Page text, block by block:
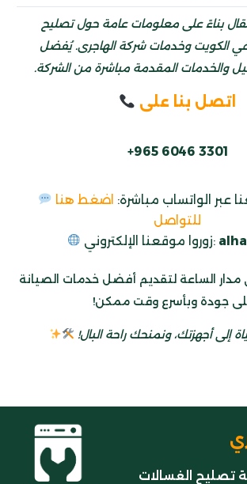
بناءً على معلومات عامة حول تصليح
في الكويت وخدمات شركة الهاجرى. يُفضل
والخدمات المقدمة مباشرة من الشركة.
اتصل بنا على
+965 6046 3301
عبر الواتساب مباشرة: اضغط هنا
للتواصل
زوروا موقعنا الإلكتروني:
الساعة لتقديم أفضل خدمات الصيانة
جودة وبأسرع وقت ممكن!
إلى أجهزتك، ونمنحك راحة البال!
تصليح الغسالات